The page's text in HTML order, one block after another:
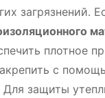
загрязнений․
плотное
с
Для защиты